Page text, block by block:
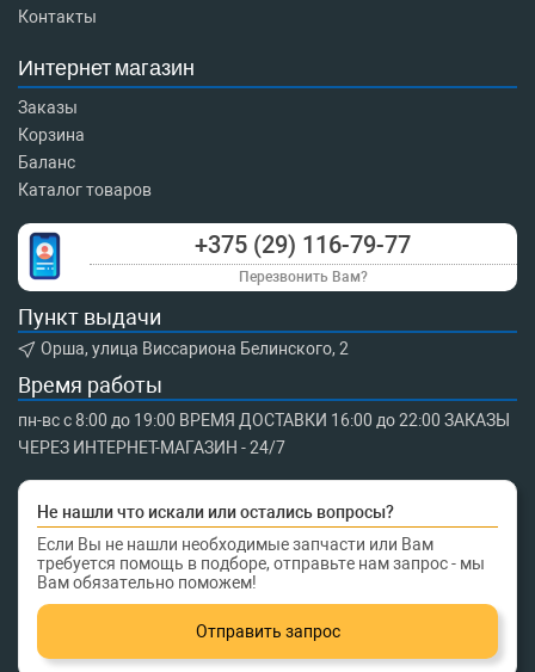
Контакты
Интернет магазин
Заказы
Корзина
Баланс
Каталог товаров
+375 (29) 116-79-77
Перезвонить Вам?
Пункт выдачи
Орша, улица Виссариона Белинского, 2
Время работы
пн-вс с 8:00 до 19:00 ВРЕМЯ ДОСТАВКИ 16:00 до 22:00 ЗАКАЗЫ
ЧЕРЕЗ ИНТЕРНЕТ-МАГАЗИН - 24/7
Не нашли что искали или остались вопросы?
Если Вы не нашли необходимые запчасти или Вам
требуется помощь в подборе, отправьте нам запрос - мы
Вам обязательно поможем!
Отправить запрос